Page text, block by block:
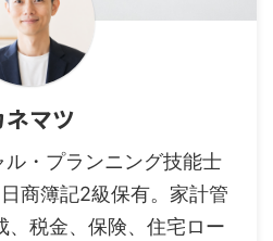
ネマツ
・プランニング技能士
日商簿記2級保有。家計管
、税金、保険、住宅ロー